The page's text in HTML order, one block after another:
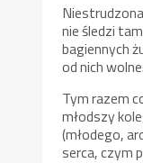
nie śledzi
bagiennych
od nich
Tym razem
młodszy
(młodego,
serca, czym